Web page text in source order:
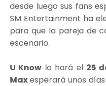
desde luego sus fans
SM Entertainment ha
para que la pareja de
escenario.
U Know lo hará el 25
Maxesperará unos